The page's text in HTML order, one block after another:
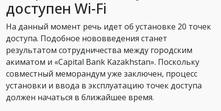
доступен Wi-Fi
На данный момент речь идет об установке 20 точек
доступа. Подобное нововведения станет
результатом сотрудничества между городским
акиматом и «Capital Bank Kazakhstan». Поскольку
совместный меморандум уже заключен, процесс
установки и ввода в эксплуатацию точек доступа
должен начаться в ближайшее время.